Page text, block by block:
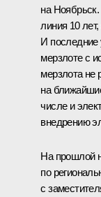
на
линия 10
И последние
мерзлоте с
мерзлота не
на
числе и
внедрению
На прошлой
по
с